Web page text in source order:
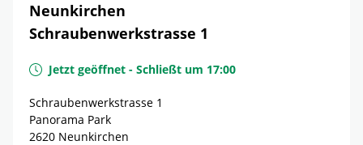
Neunkirchen
Schraubenwerkstrasse 1
Jetzt geöffnet - Schließt um 17:00
Schraubenwerkstrasse 1
Panorama Park
2620 Neunkirchen